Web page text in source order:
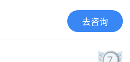
去咨询